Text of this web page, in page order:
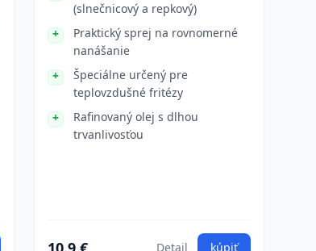
(slnečnicový a repkový)
Praktický sprej na rovnomerné
nanášanie
Špeciálne určený pre
teplovzdušné fritézy
Rafinovaný olej s dlhou
trvanlivosťou
Detail kúpiť